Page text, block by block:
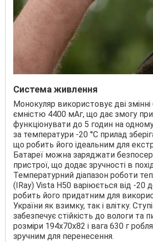
Система живлення
Монокуляр використовує дві змінні
ємністю 4400 мАг, що дає змогу
функціонувати до 5 годин на одному
за температури -20 °C прилад
що робить його ідеальним для
Батареї можна заряджати
пристрої, що додає зручності в
Температурний діапазон роботи
(IRay) Vista H50 варіюється від -20
робить його придатним для
України як взимку, так і влітку.
забезпечує стійкість до вологи та
розміри 194x70x82 і вага 630 г
зручним для перенесення.